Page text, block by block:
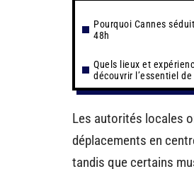
Pourquoi Cannes
48h
Quels lieux et
découvrir l’essentiel de
Les autorités locales
déplacements en
tandis que certains